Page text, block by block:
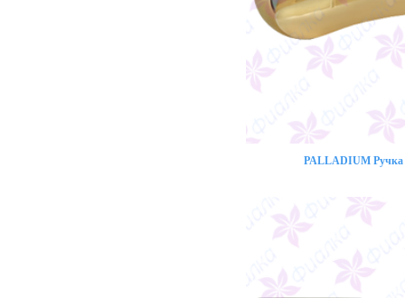
PALLADIUM Ручка